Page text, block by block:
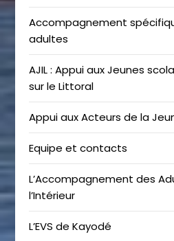
Accompagnement
adultes
AJIL : Appui aux Jeunes
sur le Littoral
Appui aux Acteurs de la
Equipe et contacts
L’Accompagnement des
l’Intérieur
L’EVS de Kayodé